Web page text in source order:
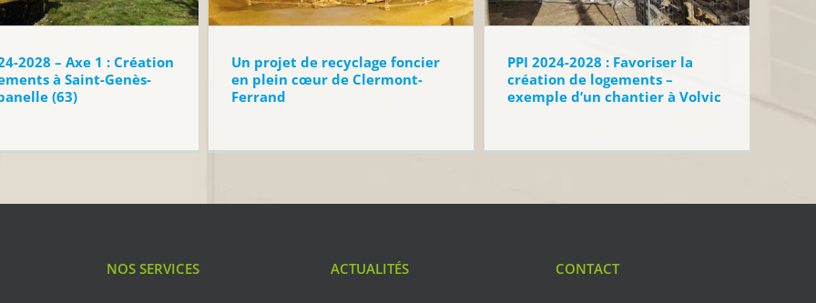
2028 – Axe 1 : Création
à Saint-Genès-
(63)
Un projet de recyclage foncier
en plein cœur de Clermont-
Ferrand
PPI 2024-2028 : Favoriser la
création de logements –
exemple d’un chantier à Volvic
NOS SERVICES ACTUALITÉS CONTACT